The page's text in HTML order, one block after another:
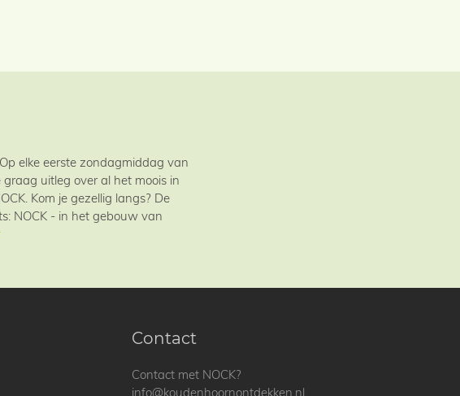
elke eerste zondagmiddag van
uitleg over al het moois in
Kom je gezellig langs? De
NOCK - in het gebouw van
Contact
Contact met NOCK?
info@koudenhoornontdekken.nl